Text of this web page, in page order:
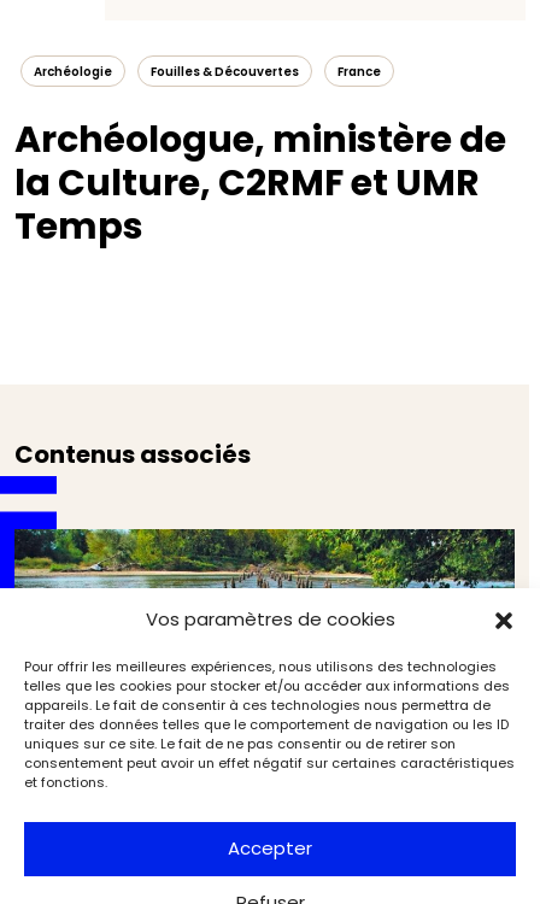
Vos paramètres de cookies
Pour offrir les meilleures expériences, nous utilisons des technologies
telles que les cookies pour stocker et/ou accéder aux informations des
appareils. Le fait de consentir à ces technologies nous permettra de
traiter des données telles que le comportement de navigation ou les ID
uniques sur ce site. Le fait de ne pas consentir ou de retirer son
consentement peut avoir un effet négatif sur certaines caractéristiques
et fonctions.
Accepter
Archéologie Fouilles & Découvertes France
Archéologue, ministère de
la Culture, C2RMF et UMR
Temps
Contenus associés
L’archéologie des fleuves et des rivières (5/6). Bâtir